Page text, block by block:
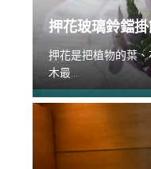
押花玻璃鈴鐺
押花是把植物的葉
木最...